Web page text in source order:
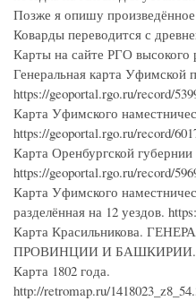
Позже я опишу
Коварды переводится с
Карты на сайте РГО высокого
Генеральная карта Уфимской
https://geoportal.rgo.ru/record/
Карта Уфимского
https://geoportal.rgo.ru/record/
Карта Оренбургской губернии
https://geoportal.rgo.ru/record/
Карта Уфимского
разделённая на 12 уездов.
Карта Красильникова.
ПРОВИНЦИИ И БАШКИРИИ.
Карта 1802 года.
http://retromap.ru/